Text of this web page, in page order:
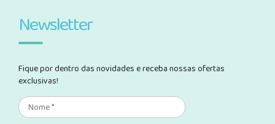
Newsletter
Fique por dentro das novidades e receba nossas ofertas
exclusivas!